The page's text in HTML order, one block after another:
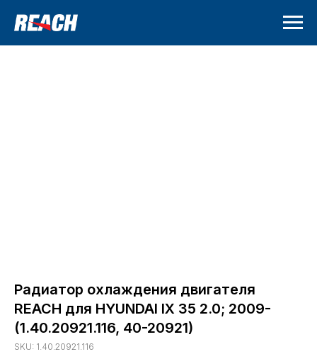
Радиатор охлаждения двигателя
REACH для HYUNDAI IX 35 2.0; 2009-
(1.40.20921.116, 40-20921)
SKU: 1.40.20921.116